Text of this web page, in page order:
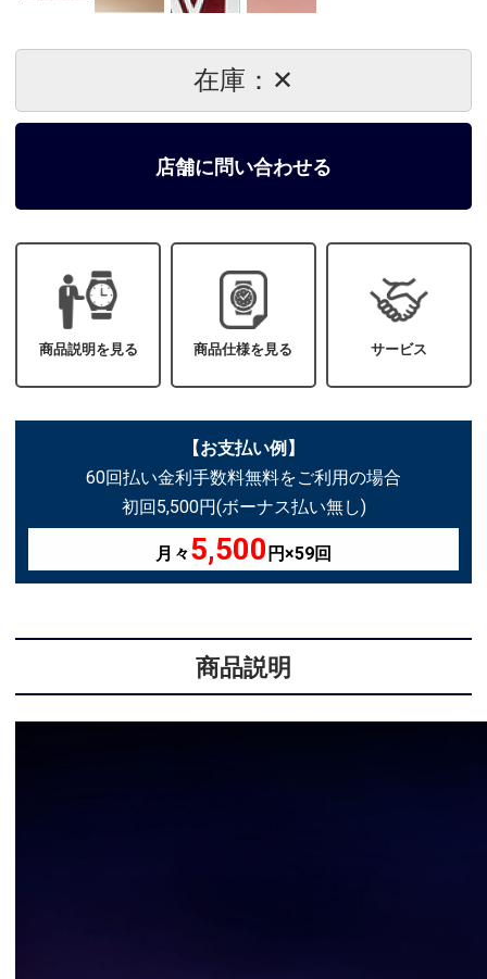
在庫：✕
店舗に問い合わせる
商品説明を見る 商品仕様を見る サービス
【お支払い例】
60回払い金利手数料無料をご利用の場合
初回5,500円(ボーナス払い無し)
月々5,500 円×59回
商品説明